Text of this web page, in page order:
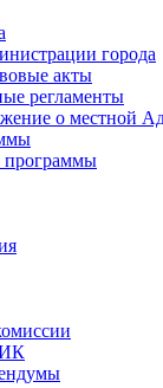
города
акты
регламенты
о местной